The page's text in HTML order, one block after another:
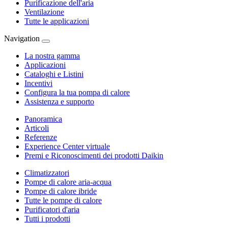
Purificazione dell'aria
Ventilazione
Tutte le applicazioni
Navigation
La nostra gamma
Applicazioni
Cataloghi e Listini
Incentivi
Configura la tua pompa di calore
Assistenza e supporto
Panoramica
Articoli
Referenze
Experience Center virtuale
Premi e Riconoscimenti dei prodotti Daikin
Climatizzatori
Pompe di calore aria-acqua
Pompe di calore ibride
Tutte le pompe di calore
Purificatori d'aria
Tutti i prodotti